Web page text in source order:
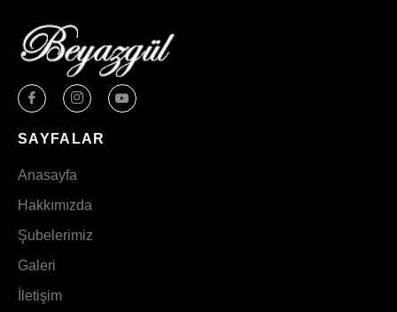
SAYFALAR
Anasayfa
Hakkımızda
Şubelerimiz
Galeri
İletişim